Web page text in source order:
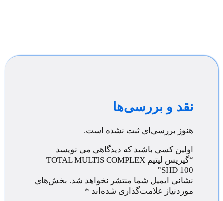
نقد و بررسی‌ها
هنوز بررسی‌ای ثبت نشده است.
اولین کسی باشید که دیدگاهی می نویسد
“گیریس لیتیم TOTAL MULTIS COMPLEX
SHD 100”
نشانی ایمیل شما منتشر نخواهد شد. بخش‌های
موردنیاز علامت‌گذاری شده‌اند *